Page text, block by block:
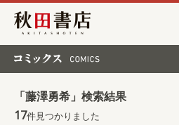
秋田書店
「藤澤勇希」検索結果
17件見つかりました